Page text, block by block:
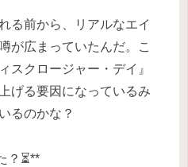
る前から、リアルなエイ
が広まっていたんだ。こ
スクロージャー・デイ』
げる要因になっているみ
るのかな？
？⏳**